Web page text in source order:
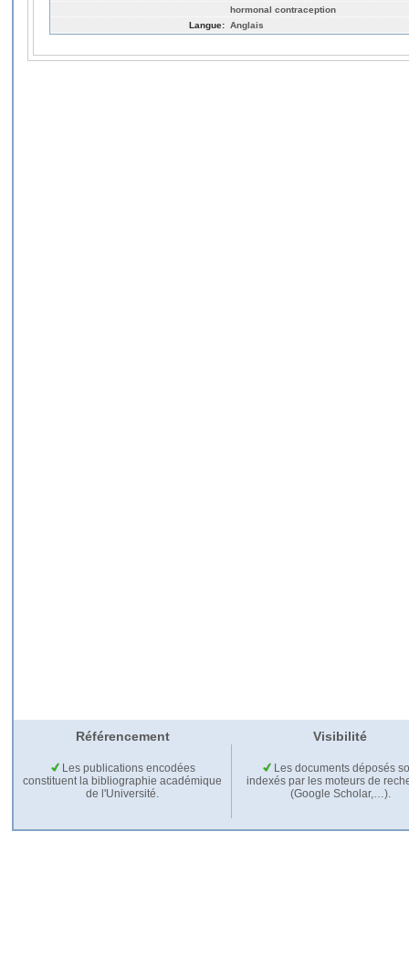
hormonal contraception
Langue: Anglais
Référencement Visibilité
Les publications encodées
constituent la bibliographie académique
de l'Université.
Les documents déposés
indexés par les moteurs de
(Google Scholar,…).